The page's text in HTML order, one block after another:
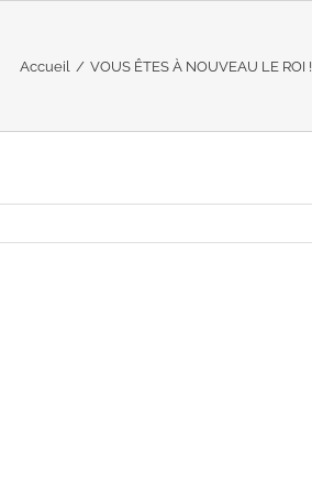
Accueil / VOUS ÊTES À NOUVEAU LE ROI !